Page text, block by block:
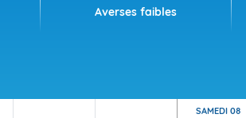
Averses faibles
SAMEDI 08